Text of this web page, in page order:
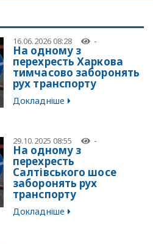
16.06.2026 08:28 -
На одному з
перехресть Харкова
тимчасово заборонять
рух транспорту
Докладніше
29.10.2025 08:55 -
На одному з
перехресть
Салтівського шосе
заборонять рух
транспорту
Докладніше